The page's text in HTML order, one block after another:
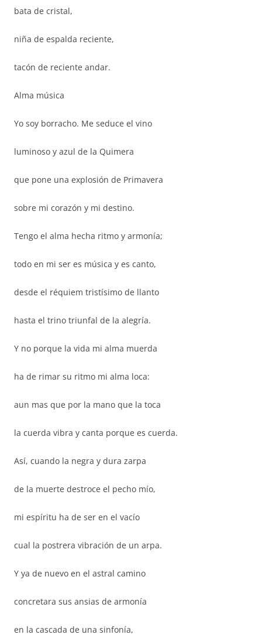
bata de cristal,
niña de espalda reciente,
tacón de reciente andar.
Alma música
Yo soy borracho. Me seduce el vino
luminoso y azul de la Quimera
que pone una explosión de Primavera
sobre mi corazón y mi destino.
Tengo el alma hecha ritmo y armonía;
todo en mi ser es música y es canto,
desde el réquiem tristísimo de llanto
hasta el trino triunfal de la alegría.
Y no porque la vida mi alma muerda
ha de rimar su ritmo mi alma loca:
aun mas que por la mano que la toca
la cuerda vibra y canta porque es cuerda.
Así, cuando la negra y dura zarpa
de la muerte destroce el pecho mío,
mi espíritu ha de ser en el vacío
cual la postrera vibración de un arpa.
Y ya de nuevo en el astral camino
concretara sus ansias de armonía
en la cascada de una sinfonía,